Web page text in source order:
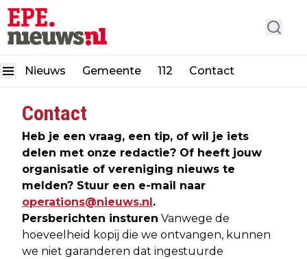
Nieuws Gemeente 112 Contact
Contact
Heb je een vraag, een tip, of wil je iets
delen met onze redactie? Of heeft jouw
organisatie of vereniging nieuws te
melden? Stuur een e-mail naar
operations@nieuws.nl.
Persberichten insturen Vanwege de
hoeveelheid kopij die we ontvangen, kunnen
we niet garanderen dat ingestuurde